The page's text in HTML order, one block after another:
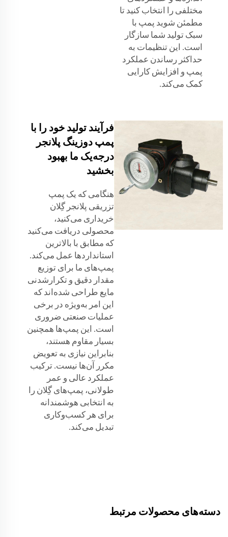
مختلفی را انتخاب کنید تا
مطمئن شوید پمپ با
سبک تولید شما سازگار
است. این تنظیمات به
حداکثر رساندن عملکرد
پمپ و افزایش کارایی
کمک می‌کند.
فرآیند تولید خود را با
پمپ دوزینگ پلانجر
درجه‌یک ما بهبود
بخشید
هنگامی که یک پمپ
تزریقی پلانجر گِلان
خریداری می‌کنید،
محصولی دریافت می‌کنید
که مطابق با بالاترین
استانداردها عمل می‌کند.
پمپ‌های ما برای توزیع
مقدار دقیق و تکرارشدنی
مایع طراحی شده‌اند که
این امر به‌ویژه در برخی
عملیات صنعتی ضروری
است. این پمپ‌ها همچنین
بسیار مقاوم هستند،
بنابراین نیازی به تعویض
مکرر آن‌ها نیست. ترکیب
عملکرد عالی و عمر
طولانی، پمپ‌های گِلان را
به انتخابی هوشمندانه
برای هر کسب‌وکاری
تبدیل می‌کند.
دسته‌های محصولات مرتبط